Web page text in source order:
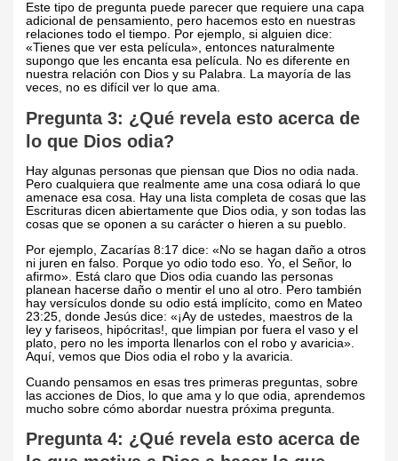
Este tipo de pregunta puede parecer que requiere una capa
adicional de pensamiento, pero hacemos esto en nuestras
relaciones todo el tiempo. Por ejemplo, si alguien dice:
«Tienes que ver esta película», entonces naturalmente
supongo que les encanta esa película. No es diferente en
nuestra relación con Dios y su Palabra. La mayoría de las
veces, no es difícil ver lo que ama.
Pregunta 3: ¿Qué revela esto acerca de
lo que Dios odia?
Hay algunas personas que piensan que Dios no odia nada.
Pero cualquiera que realmente ame una cosa odiará lo que
amenace esa cosa. Hay una lista completa de cosas que las
Escrituras dicen abiertamente que Dios odia, y son todas las
cosas que se oponen a su carácter o hieren a su pueblo.
Por ejemplo, Zacarías 8:17 dice: «No se hagan daño a otros
ni juren en falso. Porque yo odio todo eso. Yo, el Señor, lo
afirmo». Está claro que Dios odia cuando las personas
planean hacerse daño o mentir el uno al otro. Pero también
hay versículos donde su odio está implícito, como en Mateo
23:25, donde Jesús dice: «¡Ay de ustedes, maestros de la
ley y fariseos, hipócritas!, que limpian por fuera el vaso y el
plato, pero no les importa llenarlos con el robo y avaricia».
Aquí, vemos que Dios odia el robo y la avaricia.
Cuando pensamos en esas tres primeras preguntas, sobre
las acciones de Dios, lo que ama y lo que odia, aprendemos
mucho sobre cómo abordar nuestra próxima pregunta.
Pregunta 4: ¿Qué revela esto acerca de